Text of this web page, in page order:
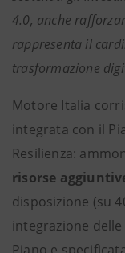
4.0, anche
rappresenta il
trasformazione
Motore Italia
integrata con il
Resilienza:
risorse
disposizione (su
integrazione